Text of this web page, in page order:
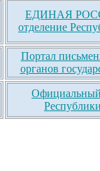
ЕДИНАЯ
отделение
Портал
органов
Официальный